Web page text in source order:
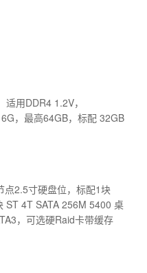
用DDR4 1.2V，
，最高64GB，标配 32GB
点2.5寸硬盘位，标配1块
ST 4T SATA 256M 5400 桌
，可选硬Raid卡带缓存